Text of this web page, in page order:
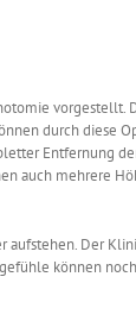
vorgestellt.
durch diese
Entfernung
auch mehrere
Der
können